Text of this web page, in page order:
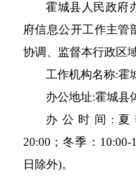
霍城县人民政府
府信息公开工作主管
协调、监督本行政区
工作机构名称:霍
办公地址:霍城县
办公时间 : 夏
20:00；冬季： 10:00-
日除外)。